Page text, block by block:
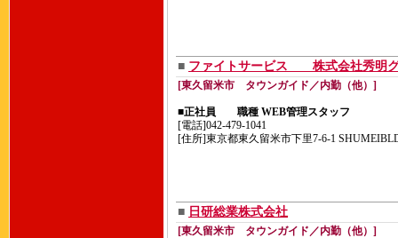
■ ファイトサービス 株式会社秀明
[東久留米市 タウンガイド／内勤（他）]
■正社員 職種 WEB管理スタッフ
[電話]042-479-1041
[住所]東京都東久留米市下里7-6-1
■ 日研総業株式会社
[東久留米市 タウンガイド／内勤（他）]